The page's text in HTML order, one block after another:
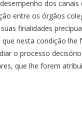
dos canais
entre os órgãos
finalidades
nesta condição
o processo decisório
que lhe forem